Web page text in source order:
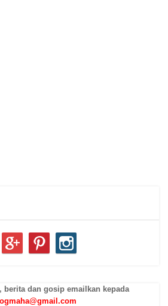
berita dan gosip emailkan kepada